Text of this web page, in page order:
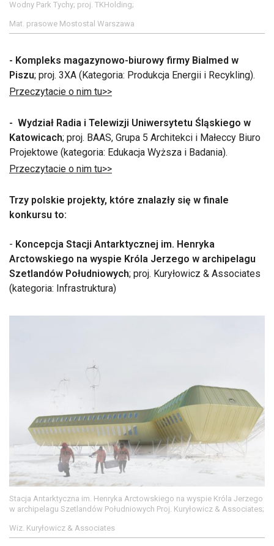
Wodny Park Tychy; proj. TKHolding;
Mat. prasowe Mostostal Warszawa
- Kompleks magazynowo-biurowy firmy Bialmed w
Piszu; proj. 3XA (Kategoria: Produkcja Energii i Recykling).
Przeczytacie o nim tu>>
- Wydział Radia i Telewizji Uniwersytetu Śląskiego w
Katowicach; proj. BAAS, Grupa 5 Architekci i Małeccy Biuro
Projektowe (kategoria: Edukacja Wyższa i Badania).
Przeczytacie o nim tu>>
Trzy polskie projekty, które znalazły się w finale
konkursu to:
- Koncepcja Stacji Antarktycznej im. Henryka
Arctowskiego na wyspie Króla Jerzego w archipelagu
Szetlandów Południowych; proj. Kuryłowicz & Associates
(kategoria: Infrastruktura)
Stacja Antarktyczna im. Henryka Arctowskiego na wyspie Króla Jerzego
w archipelagu Szetlandów Południowych Proj. Kuryłowicz & Associates;
Wiz. Kuryłowicz & Associates